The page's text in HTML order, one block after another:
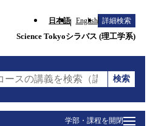
日本語 English 詳細検索
Science Tokyoシラバス (理工学系)
スの講義を検索（講義名・科
検索
学部・課程を開閉